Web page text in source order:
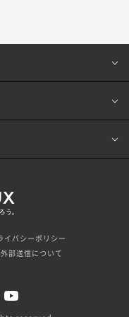
イバシーポリシー
部送信について